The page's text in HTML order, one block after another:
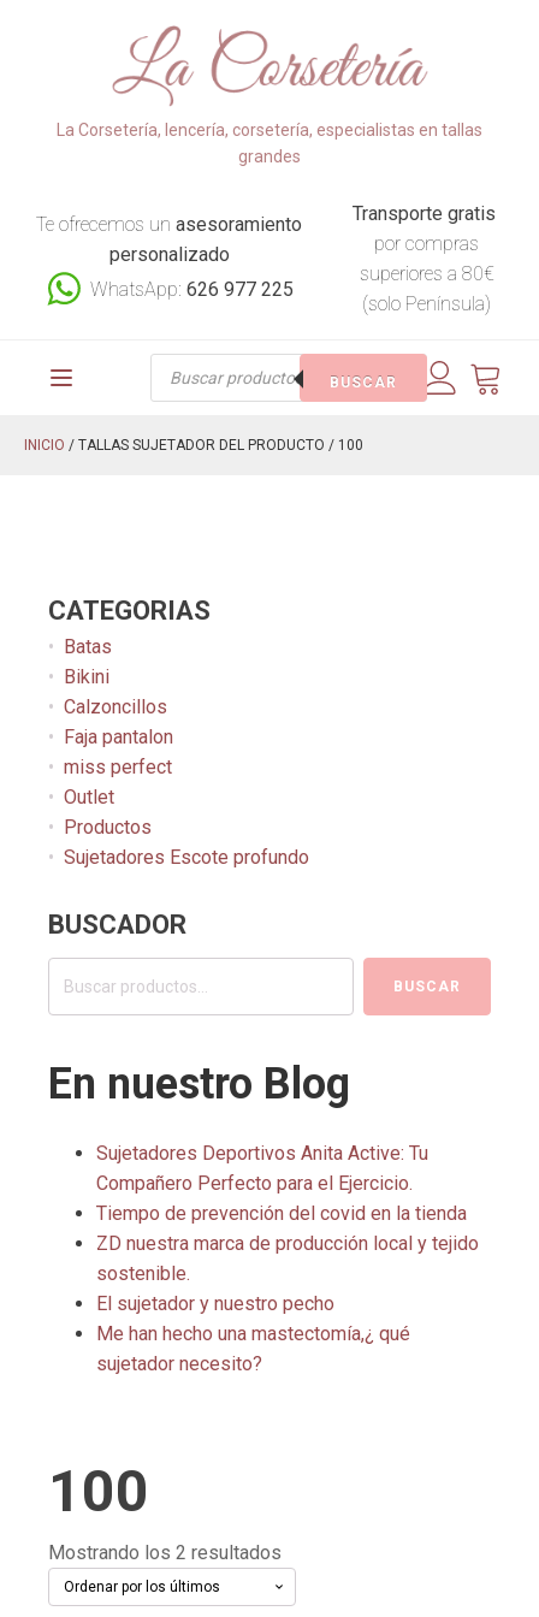
La Corsetería, lencería, corsetería, especialistas en tallas
grandes
Te ofrecemos unasesoramiento
personalizado
WhatsApp:626 977 225
Transporte gratis
por compras
superiores a 80€
(solo Península)
Búsqueda
BUSCAR
INICIO / TALLAS SUJETADOR DEL PRODUCTO / 100
CATEGORIAS
Batas
Bikini
Calzoncillos
Faja pantalon
miss perfect
Outlet
Productos
Sujetadores Escote profundo
BUSCADOR
Buscar
BUSCAR
En nuestro Blog
Sujetadores Deportivos Anita Active: Tu
Compañero Perfecto para el Ejercicio.
Tiempo de prevención del covid en la tienda
ZD nuestra marca de producción local y tejido
sostenible.
El sujetador y nuestro pecho
Me han hecho una mastectomía,¿ qué
sujetador necesito?
100
Mostrando los 2 resultados
por
los